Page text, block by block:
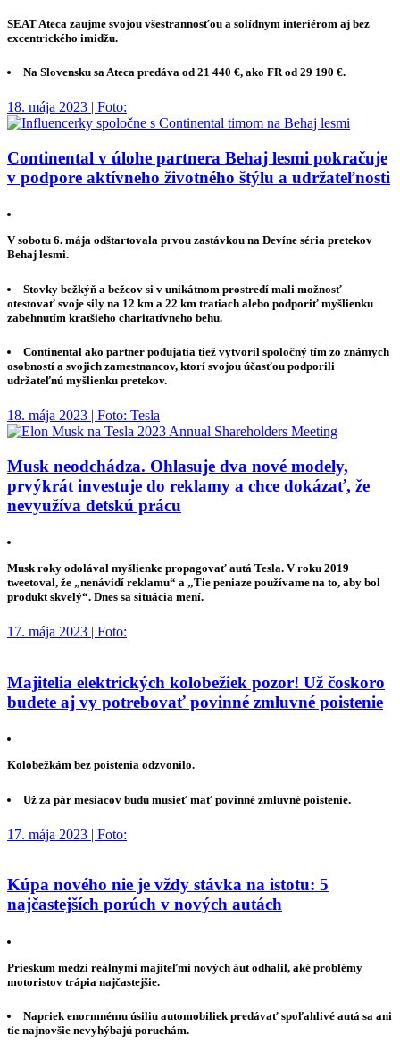
SEAT Ateca zaujme svojou všestrannosťou a solídnym interiérom aj bez
excentrického imidžu.
Na Slovensku sa Ateca predáva od 21 440 €, ako FR od 29 190 €.
18. mája 2023 | Foto:
Continental v úlohe partnera Behaj lesmi pokračuje
v podpore aktívneho životného štýlu a udržateľnosti
V sobotu 6. mája odštartovala prvou zastávkou na Devíne séria pretekov
Behaj lesmi.
Stovky bežkýň a bežcov si v unikátnom prostredí mali možnosť
otestovať svoje sily na 12 km a 22 km tratiach alebo podporiť myšlienku
zabehnutím kratšieho charitatívneho behu.
Continental ako partner podujatia tiež vytvoril spoločný tím zo známych
osobností a svojich zamestnancov, ktorí svojou účasťou podporili
udržateľnú myšlienku pretekov.
18. mája 2023 | Foto: Tesla
Musk neodchádza. Ohlasuje dva nové modely,
prvýkrát investuje do reklamy a chce dokázať, že
nevyužíva detskú prácu
Musk roky odolával myšlienke propagovať autá Tesla. V roku 2019
tweetoval, že „nenávidí reklamu“ a „Tie peniaze používame na to, aby bol
produkt skvelý“. Dnes sa situácia mení.
17. mája 2023 | Foto:
Majitelia elektrických kolobežiek pozor! Už čoskoro
budete aj vy potrebovať povinné zmluvné poistenie
Kolobežkám bez poistenia odzvonilo.
Už za pár mesiacov budú musieť mať povinné zmluvné poistenie.
17. mája 2023 | Foto:
Kúpa nového nie je vždy stávka na istotu: 5
najčastejších porúch v nových autách
Prieskum medzi reálnymi majiteľmi nových áut odhalil, aké problémy
motoristov trápia najčastejšie.
Napriek enormnému úsiliu automobiliek predávať spoľahlivé autá sa ani
tie najnovšie nevyhýbajú poruchám.